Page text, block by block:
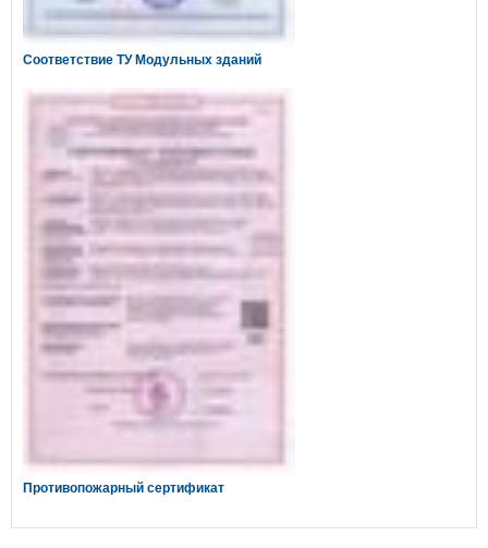
Соответствие ТУ Модульных зданий
Противопожарный сертификат